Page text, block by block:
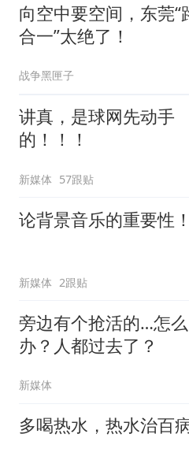
向空中要空间，东莞“
合一”太绝了！
战争黑匣子
讲真，是球网先动手
的！！！
新媒体 57跟贴
论背景音乐的重要性
新媒体 2跟贴
旁边有个抢活的…怎么
办？人都过去了？
新媒体
多喝热水，热水治百